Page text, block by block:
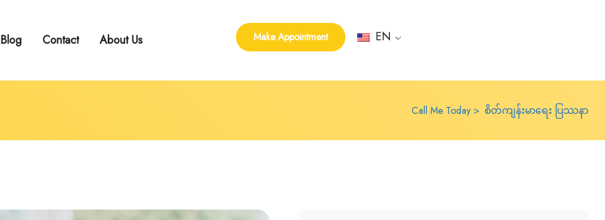
Blog Contact About Us Make Appointment EN
Call Me Today စိတ်ကျန်းမာရေး ပြဿနာ